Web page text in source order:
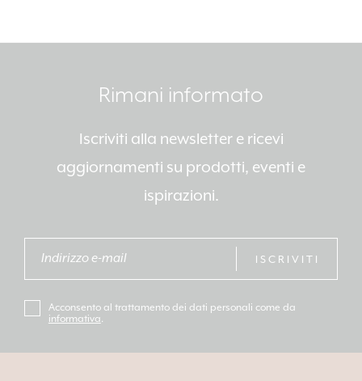
Rimani informato
Iscriviti alla newsletter e ricevi
aggiornamenti su prodotti, eventi e
ispirazioni.
ISCRIVITI
Acconsento al trattamento dei dati personali come da
informativa.